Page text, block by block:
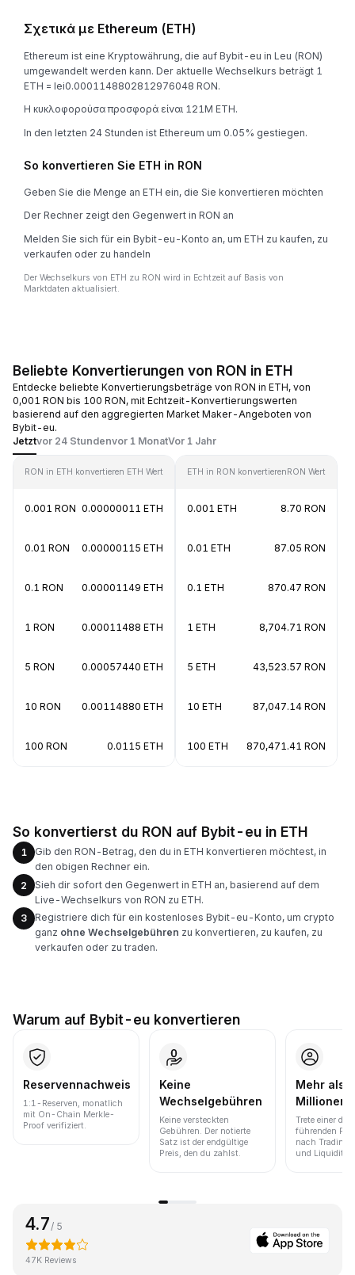
Σχετικά με Ethereum (ETH)
Ethereum ist eine Kryptowährung, die auf Bybit-eu in Leu (RON)
umgewandelt werden kann. Der aktuelle Wechselkurs beträgt 1
ETH = lei0.0001148802812976048 RON.
Η κυκλοφορούσα προσφορά είναι 121M ETH.
In den letzten 24 Stunden ist Ethereum um 0.05% gestiegen.
So konvertieren Sie ETH in RON
Geben Sie die Menge an ETH ein, die Sie konvertieren möchten
Der Rechner zeigt den Gegenwert in RON an
Melden Sie sich für ein Bybit-eu-Konto an, um ETH zu kaufen, zu
verkaufen oder zu handeln
Der Wechselkurs von ETH zu RON wird in Echtzeit auf Basis von
Marktdaten aktualisiert.
Beliebte Konvertierungen von RON in ETH
Entdecke beliebte Konvertierungsbeträge von RON in ETH, von
0,001 RON bis 100 RON, mit Echtzeit-Konvertierungswerten
basierend auf den aggregierten Market Maker-Angeboten von
Bybit-eu.
Jetztvor 24 Stundenvor 1 MonatVor 1 Jahr
RON in ETH konvertieren ETH Wert
0.001 RON 0.00000011 ETH
0.01 RON 0.00000115 ETH
0.1 RON 0.00001149 ETH
1 RON 0.00011488 ETH
5 RON 0.00057440 ETH
10 RON 0.00114880 ETH
100 RON 0.0115 ETH
ETH in RON konvertierenRON Wert
0.001 ETH 8.70 RON
0.01 ETH 87.05 RON
0.1 ETH 870.47 RON
1 ETH 8,704.71 RON
5 ETH 43,523.57 RON
10 ETH 87,047.14 RON
100 ETH 870,471.41 RON
So konvertierst du RON auf Bybit-eu in ETH
1
Gib den RON-Betrag, den du in ETH konvertieren möchtest, in
den obigen Rechner ein.
2
Sieh dir sofort den Gegenwert in ETH an, basierend auf dem
Live-Wechselkurs von RON zu ETH.
3
Registriere dich für ein kostenloses Bybit-eu-Konto, um crypto
ganz ohne Wechselgebühren zu konvertieren, zu kaufen, zu
verkaufen oder zu traden.
Warum auf Bybit-eu konvertieren
Reservennachweis
1:1-Reserven, monatlich
mit On-Chain Merkle-
Proof verifiziert.
Keine
Wechselgebühren
Keine versteckten
Gebühren. Der notierte
Satz ist der endgültige
Preis, den du zahlst.
Mehr als
Millionen
Trete einer der
führenden
nach Trading-
und Liquidität
4.7/ 5
47K Reviews